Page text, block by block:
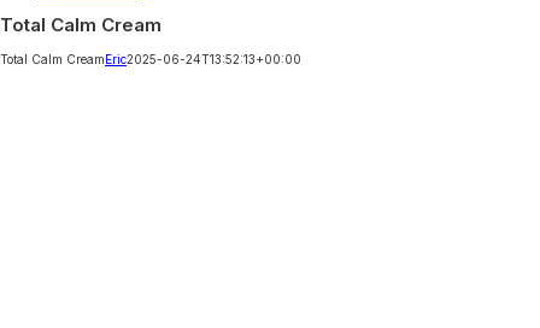
Total Calm Cream
Total Calm CreamEric2025-06-24T13:52:13+00:00